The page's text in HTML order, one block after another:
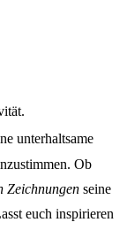
unterhaltsame
Ob
Zeichnungen seine
euch inspirieren